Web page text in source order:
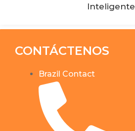
Inteligente
CONTÁCTENOS
Brazil Contact